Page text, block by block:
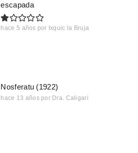
escapada
hace 5 años por Ixquic la Bruja
Nosferatu (1922)
hace 13 años por Dra. Caligari